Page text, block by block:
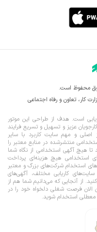
کار، تعاون و رفاه اجتماعی
است. هدف از طراحی این موتور
عزیز و تسهیل و تسریع فرایند
و مهم سایت کاربرد با سایر
منتشرشده در منابع معتبر را
هیچ آگهی استخدامی از نگاه شما
استخدامی هیچ هزینه‌ای پرداخت
استخدام شرکت‌های بزرگ و معتبر
کاریابی مختلف، آگهی‌های
از آنجایی که می‌دانیم شما هم از
الان فرصت شغلی دلخواه خود را در
معطلی استخدام شوید.